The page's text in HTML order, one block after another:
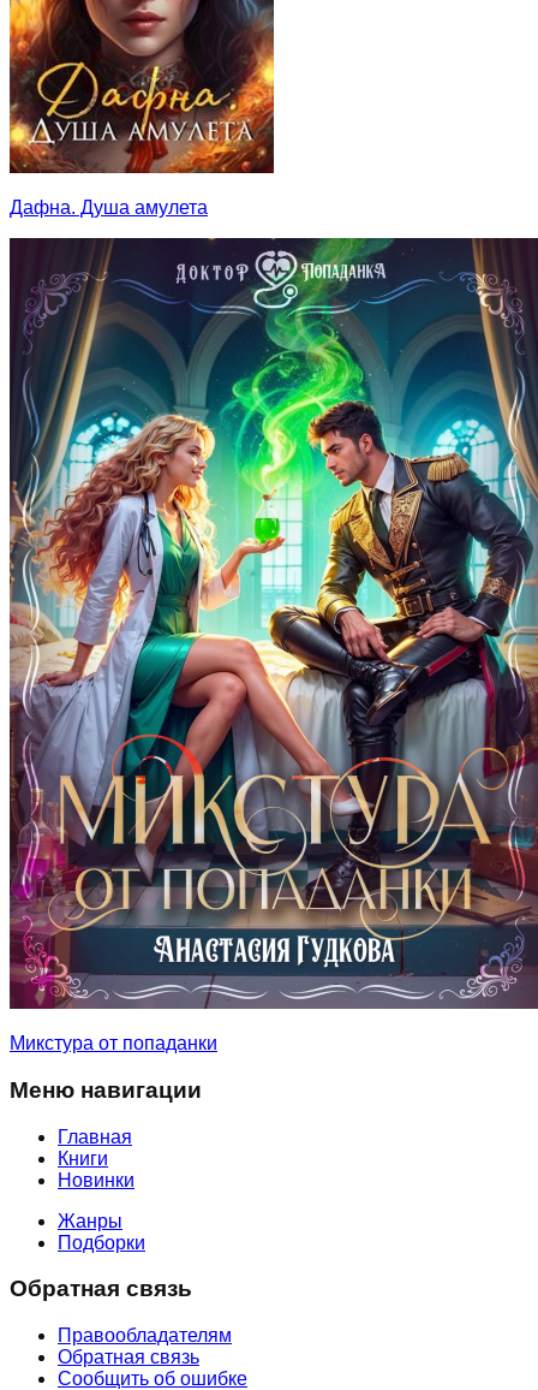
Дафна. Душа амулета
Микстура от попаданки
Меню навигации
Главная
Книги
Новинки
Жанры
Подборки
Обратная связь
Правообладателям
Обратная связь
Сообщить об ошибке